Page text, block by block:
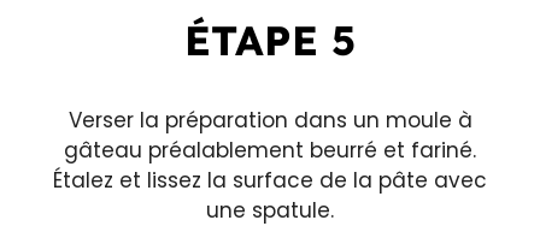
ÉTAPE 5
Verser la préparation dans un moule à
gâteau préalablement beurré et fariné.
Étalez et lissez la surface de la pâte avec
une spatule.